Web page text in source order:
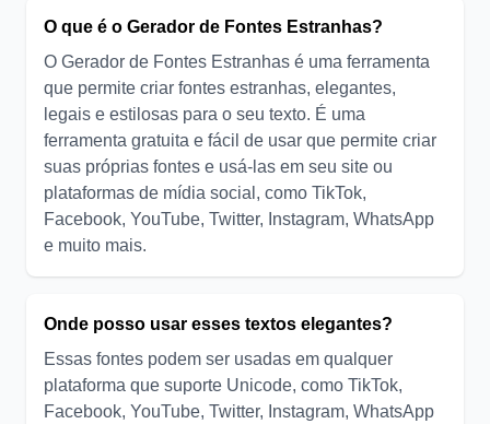
O que é o Gerador de Fontes Estranhas?
O Gerador de Fontes Estranhas é uma ferramenta
que permite criar fontes estranhas, elegantes,
legais e estilosas para o seu texto. É uma
ferramenta gratuita e fácil de usar que permite criar
suas próprias fontes e usá-las em seu site ou
plataformas de mídia social, como TikTok,
Facebook, YouTube, Twitter, Instagram, WhatsApp
e muito mais.
Onde posso usar esses textos elegantes?
Essas fontes podem ser usadas em qualquer
plataforma que suporte Unicode, como TikTok,
Facebook, YouTube, Twitter, Instagram, WhatsApp